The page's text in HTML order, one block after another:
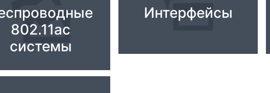
802.11ac
системы
Интерфейсы